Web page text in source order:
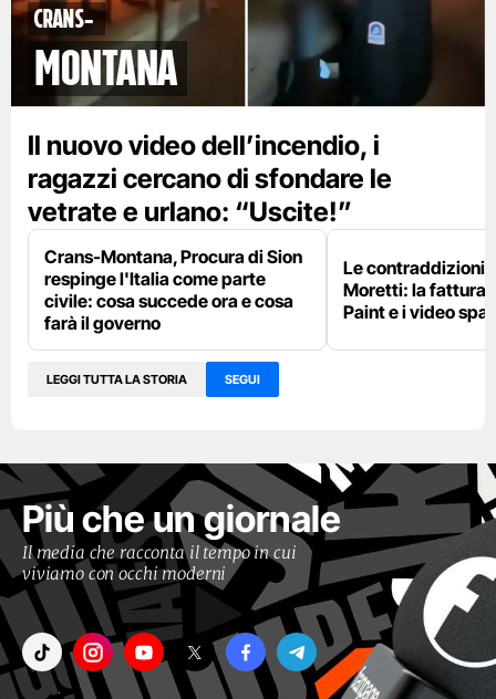
Crans-
Montana
Il nuovo video dell’incendio, i
ragazzi cercano di sfondare le
vetrate e urlano: “Uscite!”
Crans-Montana, Procura di Sion
respinge l'Italia come parte
civile: cosa succede ora e cosa
farà il governo
Le contraddizioni
Moretti: la fattura
Paint e i video
LEGGI TUTTA LA STORIA SEGUI
Più che un giornale
Il media che racconta il tempo in cui
viviamo con occhi moderni